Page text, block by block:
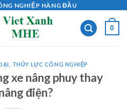
NGHIỆP HÀNG ĐẦU
0
THỦY LỰC CÔNG NGHIỆP
xe nâng phuy thay
điện?